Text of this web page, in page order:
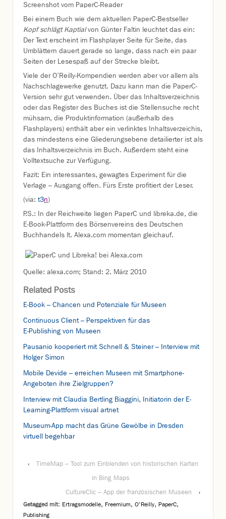
Screenshot vom PaperC-Reader
Bei einem Buch wie dem aktuellen PaperC-Bestseller
Kopf schlägt Kaptialvon Günter Faltin leuchtet das ein:
Der Text erscheint im Flashplayer Seite für Seite, das
Umblättern dauert gerade so lange, dass nach ein paar
Seiten der Lesespaß auf der Strecke bleibt.
Viele der O’Reilly-Kompendien werden aber vor allem als
Nachschlagewerke genutzt. Dazu kann man die PaperC-
Version sehr gut verwenden. Über das Inhaltsverzeichnis
oder das Register des Buches ist die Stellensuche recht
mühsam, die Produktinformation (außerhalb des
Flashplayers) enthält aber ein verlinktes Inhaltsverzeichis,
das mindestens eine Gliederungsebene detailierter ist als
das Inhaltsverzeichnis im Buch. Außerdem steht eine
Volltextsuche zur Verfügung.
Fazit: Ein interessantes, gewagtes Experiment für die
Verlage – Ausgang offen. Fürs Erste profitiert der Leser.
(via: t3n)
P.S.: In der Reichweite liegen PaperC und libreka.de, die
E-Book-Plattform des Börsenvereins des Deutschen
Buchhandels lt. Alexa.com momentan gleichauf.
Quelle: alexa.com; Stand: 2. März 2010
Related Posts
E-Book – Chancen und Potenziale für Museen
Continuous Client – Perspektiven für das
E-Publishing von Museen
Pausanio kooperiert mit Schnell & Steiner – Interview mit
Holger Simon
Mobile Devide – erreichen Museen mit Smartphone-
Angeboten ihre Zielgruppen?
Interview mit Claudia Bertling Biaggini, Initiatorin der E-
Learning-Plattform visual artnet
Museum-App macht das Grüne Gewölbe in Dresden
virtuell begehbar
‹
TimeMap – Tool zum Einblenden von historischen Karten
in Bing Maps
CultureClic – App der französischen Museen
›
Getagged mit: Ertragsmodelle, Freemium, O'Reilly, PaperC,
Publishing